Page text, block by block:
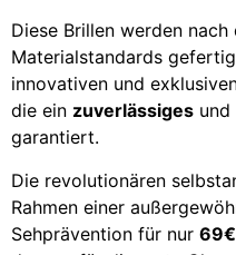
Diese Brillen werden nach
Materialstandards
innovativen und
die ein zuverlässiges und
garantiert.
Die revolutionären
Rahmen einer
Sehprävention für nur 69€